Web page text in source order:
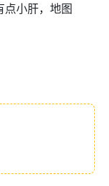
点小肝，地图